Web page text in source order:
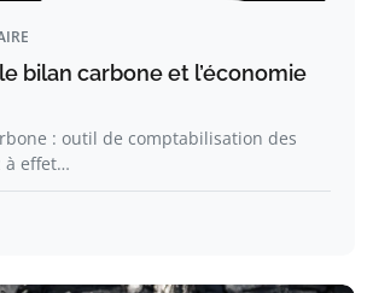
bilan carbone et l’économie
: outil de comptabilisation des
à effet…